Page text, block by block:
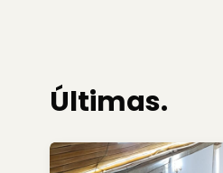
Últimas.